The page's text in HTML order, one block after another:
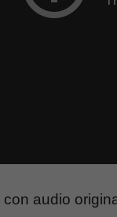
con audio